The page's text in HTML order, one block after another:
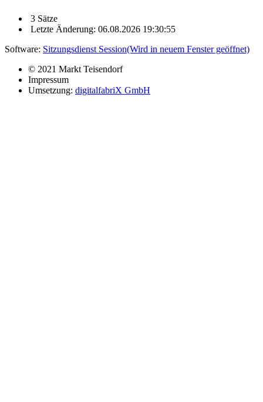
3 Sätze
Letzte Änderung: 06.08.2026 19:30:55
Software: Sitzungsdienst Session(Wird in neuem Fenster geöffnet)
© 2021 Markt Teisendorf
Impressum
Umsetzung: digitalfabriX GmbH